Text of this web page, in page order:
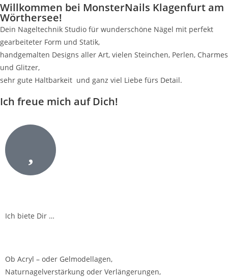
Willkommen bei MonsterNails Klagenfurt am
Wörthersee!
Dein Nageltechnik Studio für wunderschöne Nägel mit perfekt
gearbeiteter Form und Statik,
handgemalten Designs aller Art, vielen Steinchen, Perlen, Charmes
und Glitzer,
sehr gute Haltbarkeit und ganz viel Liebe fürs Detail.
Ich freue mich auf Dich!
Ich biete Dir …
Ob Acryl – oder Gelmodellagen,
Naturnagelverstärkung oder Verlängerungen,